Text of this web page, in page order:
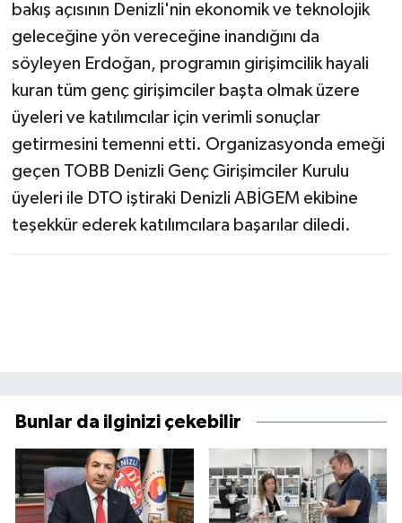
bakış açısının Denizli'nin ekonomik ve teknolojik
geleceğine yön vereceğine inandığını da
söyleyen Erdoğan, programın girişimcilik hayali
kuran tüm genç girişimciler başta olmak üzere
üyeleri ve katılımcılar için verimli sonuçlar
getirmesini temenni etti. Organizasyonda emeği
geçen TOBB Denizli Genç Girişimciler Kurulu
üyeleri ile DTO iştiraki Denizli ABİGEM ekibine
teşekkür ederek katılımcılara başarılar diledi.
Bunlar da ilginizi çekebilir